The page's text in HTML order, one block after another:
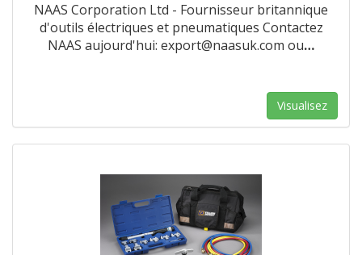
NAAS Corporation Ltd - Fournisseur britannique
d'outils électriques et pneumatiques Contactez
NAAS aujourd'hui: export@naasuk.com ou…
Visualisez